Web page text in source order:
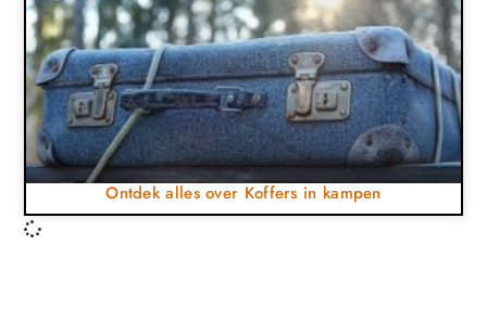
Ontdek alles over Koffers in kampen